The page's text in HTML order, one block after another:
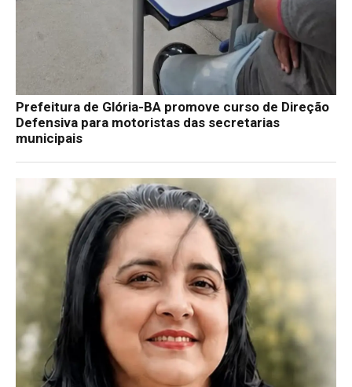
Prefeitura de Glória-BA promove curso de Direção
Defensiva para motoristas das secretarias
municipais